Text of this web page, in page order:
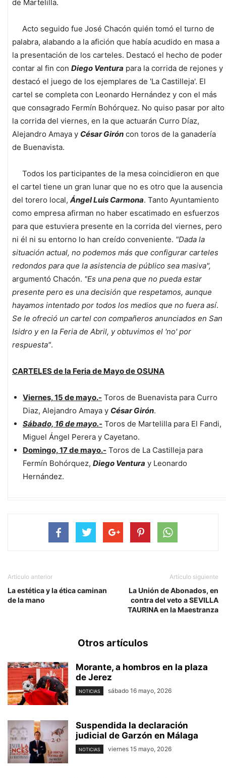
de Martelilla.
Acto seguido fue José Chacón quién tomó el turno de
palabra, alabando a la afición que había acudido en masa a
la presentación de los carteles. Destacó el hecho de poder
contar al fin con Diego Ventura para la corrida de rejones y
destacó el juego de los ejemplares de 'La Castilleja'. El
cartel se completa con Leonardo Hernández y con el más
que consagrado Fermín Bohórquez. No quiso pasar por alto
la corrida del viernes, en la que actuarán Curro Díaz,
Alejandro Amaya y César Girón con toros de la ganadería
de Buenavista.
Todos los participantes de la mesa coincidieron en que
el cartel tiene un gran lunar que no es otro que la ausencia
del torero local, Ángel Luis Carmona. Tanto Ayuntamiento
como empresa afirman no haber escatimado en esfuerzos
para que estuviera presente en la corrida del viernes, pero
ni él ni su entorno lo han creído conveniente. "Dada la
situación actual, no podemos más que configurar carteles
redondos para que la asistencia de público sea masiva",
argumentó Chacón. "Es una pena que no pueda estar
presente pero es una decisión que respetamos, aunque
hayamos intentado por todos los medios que no fuera así.
Se le ofreció un cartel con compañeros anunciados en San
Isidro y en la Feria de Abril, y obtuvimos el 'no' por
respuesta".
CARTELES de la Feria de Mayo de OSUNA
Viernes, 15 de mayo.- Toros de Buenavista para Curro
Diaz, Alejandro Amaya y César Girón.
Sábado, 16 de mayo.- Toros de Martelilla para El Fandi,
Miguel Ángel Perera y Cayetano.
Domingo, 17 de mayo.- Toros de La Castilleja para
Fermín Bohórquez, Diego Ventura y Leonardo
Hernández.
Artículo anterior
La estética y la ética caminan
de la mano
Artículo siguiente
La Unión de Abonados, en
contra del veto a SEVILLA
TAURINA en la Maestranza
Otros artículos
Morante, a hombros en la plaza
de Jerez
NOTICIAS sábado 16 mayo, 2026
Suspendida la declaración
judicial de Garzón en Málaga
NOTICIAS viernes 15 mayo, 2026